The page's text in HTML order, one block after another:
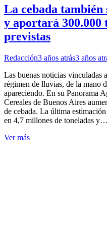
La cebada
y aportará 300.000
previstas
Redacción3 años atrás3 años
Las buenas noticias vinculadas
régimen de lluvias, de la mano
apareciendo. En su Panorama
Cereales de Buenos Aires
de cebada. La última
en 4,7 millones de toneladas y…
Ver más